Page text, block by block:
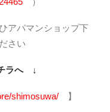
アパマンショップ下
さい
ラへ ↓
shimosuwa/ 】